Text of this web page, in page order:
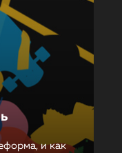
и как